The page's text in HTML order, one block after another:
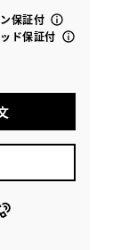
保証付
ド保証付